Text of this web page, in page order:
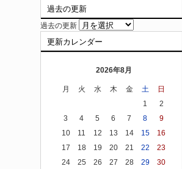
過去の更新
過去の更新
更新カレンダー
2026年8月
月 火 水 木 金 土 日
1
2
3
4 5 6 7 8
9
10
11 12 13 14 15
16
17
18 19 20 21 22
23
24
25 26 27 28 29
30